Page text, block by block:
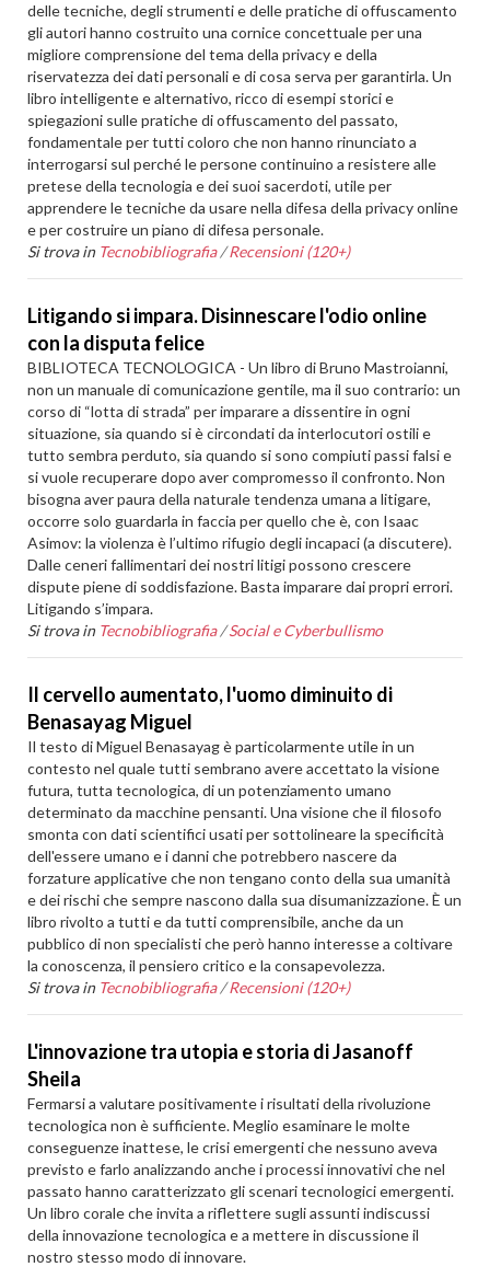
delle tecniche, degli strumenti e delle pratiche di offuscamento
gli autori hanno costruito una cornice concettuale per una
migliore comprensione del tema della privacy e della
riservatezza dei dati personali e di cosa serva per garantirla. Un
libro intelligente e alternativo, ricco di esempi storici e
spiegazioni sulle pratiche di offuscamento del passato,
fondamentale per tutti coloro che non hanno rinunciato a
interrogarsi sul perché le persone continuino a resistere alle
pretese della tecnologia e dei suoi sacerdoti, utile per
apprendere le tecniche da usare nella difesa della privacy online
e per costruire un piano di difesa personale.
Si trova in Tecnobibliografia /Recensioni (120+)
Litigando si impara. Disinnescare l'odio online
con la disputa felice
BIBLIOTECA TECNOLOGICA - Un libro di Bruno Mastroianni,
non un manuale di comunicazione gentile, ma il suo contrario: un
corso di “lotta di strada” per imparare a dissentire in ogni
situazione, sia quando si è circondati da interlocutori ostili e
tutto sembra perduto, sia quando si sono compiuti passi falsi e
si vuole recuperare dopo aver compromesso il confronto. Non
bisogna aver paura della naturale tendenza umana a litigare,
occorre solo guardarla in faccia per quello che è, con Isaac
Asimov: la violenza è l’ultimo rifugio degli incapaci (a discutere).
Dalle ceneri fallimentari dei nostri litigi possono crescere
dispute piene di soddisfazione. Basta imparare dai propri errori.
Litigando s’impara.
Si trova in Tecnobibliografia /Social e Cyberbullismo
Il cervello aumentato, l'uomo diminuito di
Benasayag Miguel
Il testo di Miguel Benasayag è particolarmente utile in un
contesto nel quale tutti sembrano avere accettato la visione
futura, tutta tecnologica, di un potenziamento umano
determinato da macchine pensanti. Una visione che il filosofo
smonta con dati scientifici usati per sottolineare la specificità
dell'essere umano e i danni che potrebbero nascere da
forzature applicative che non tengano conto della sua umanità
e dei rischi che sempre nascono dalla sua disumanizzazione. È un
libro rivolto a tutti e da tutti comprensibile, anche da un
pubblico di non specialisti che però hanno interesse a coltivare
la conoscenza, il pensiero critico e la consapevolezza.
Si trova in Tecnobibliografia /Recensioni (120+)
L'innovazione tra utopia e storia di Jasanoff
Sheila
Fermarsi a valutare positivamente i risultati della rivoluzione
tecnologica non è sufficiente. Meglio esaminare le molte
conseguenze inattese, le crisi emergenti che nessuno aveva
previsto e farlo analizzando anche i processi innovativi che nel
passato hanno caratterizzato gli scenari tecnologici emergenti.
Un libro corale che invita a riflettere sugli assunti indiscussi
della innovazione tecnologica e a mettere in discussione il
nostro stesso modo di innovare.